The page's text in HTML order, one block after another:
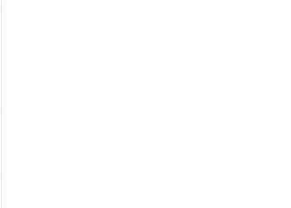
ださい。
しないようお願いしま
ンバーズにご登録され
することをご了承くだ
の範囲」に記載されて
第三者に通知します。
場合は、取り引きをい
当のオムロン制御